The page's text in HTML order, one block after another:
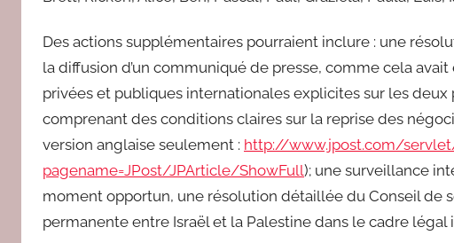
Des actions supplémentaires pourraient inclure : une
la diffusion d’un communiqué de presse, comme cela
privées et publiques internationales explicites sur les
comprenant des conditions claires sur la reprise des
version anglaise seulement : http://www.jpost.com/
pagename=JPost/JPArticle/ShowFull); une surveillance
moment opportun, une résolution détaillée du Conseil de
permanente entre Israël et la Palestine dans le cadre légal